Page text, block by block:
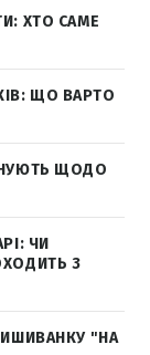
ХТО САМЕ
ЩО ВАРТО
ЩОДО
ЧИ
З
"НА